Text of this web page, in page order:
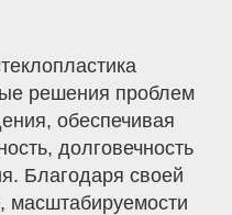
решения проблем
обеспечивая
долговечность
Благодаря своей
масштабируемости